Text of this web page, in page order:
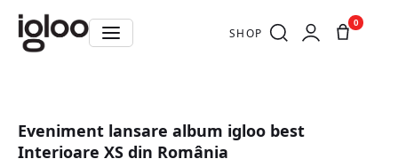
SHOP
0
Eveniment lansare album igloo best
Interioare XS din România